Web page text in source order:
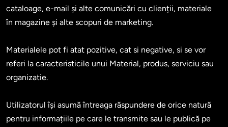
cataloage, e-mail și alte comunicări cu clienții, materiale
în magazine și alte scopuri de marketing.
Materialele pot fi atat pozitive, cat si negative, si se vor
referi la caracteristicile unui Material, produs, serviciu sau
organizatie.
Utilizatorul își asumă întreaga răspundere de orice natură
pentru informațiile pe care le transmite sau le publică pe